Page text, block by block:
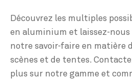
Découvrez les multiples
en aluminium et laissez-nous
notre savoir-faire en matière
scènes et de tentes.
plus sur notre gamme et